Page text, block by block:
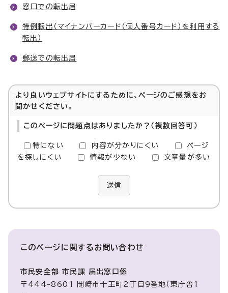
窓口での転出届
特例転出（マイナンバーカード（個人番号カード）を利用する
転出）
郵送での転出届
より良いウェブサイトにするために、ページのご感想をお
聞かせください。
このページに問題点はありましたか？（複数回答可）
特にない 内容が分かりにくい
ページ
を探しにくい
情報が少ない 文章量が多い
送信
このページに関するお問い合わせ
市民安全部 市民課 届出窓口係
〒444-8601 岡崎市十王町2丁目9番地（東庁舎1